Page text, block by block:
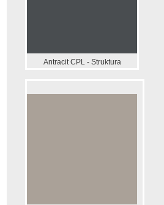
Antracit CPL - Struktura